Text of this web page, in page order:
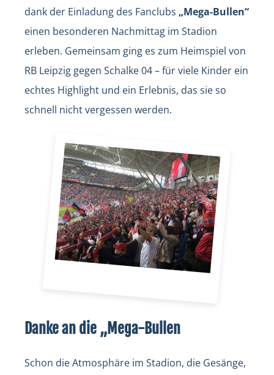
dank der Einladung des Fanclubs „Mega-Bullen“
einen besonderen Nachmittag im Stadion
erleben. Gemeinsam ging es zum Heimspiel von
RB Leipzig gegen Schalke 04 – für viele Kinder ein
echtes Highlight und ein Erlebnis, das sie so
schnell nicht vergessen werden.
Danke an die „Mega-Bullen
Schon die Atmosphäre im Stadion, die Gesänge,